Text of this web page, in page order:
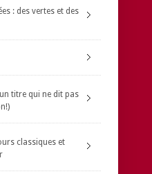
: des vertes et des
titre qui ne dit pas
classiques et